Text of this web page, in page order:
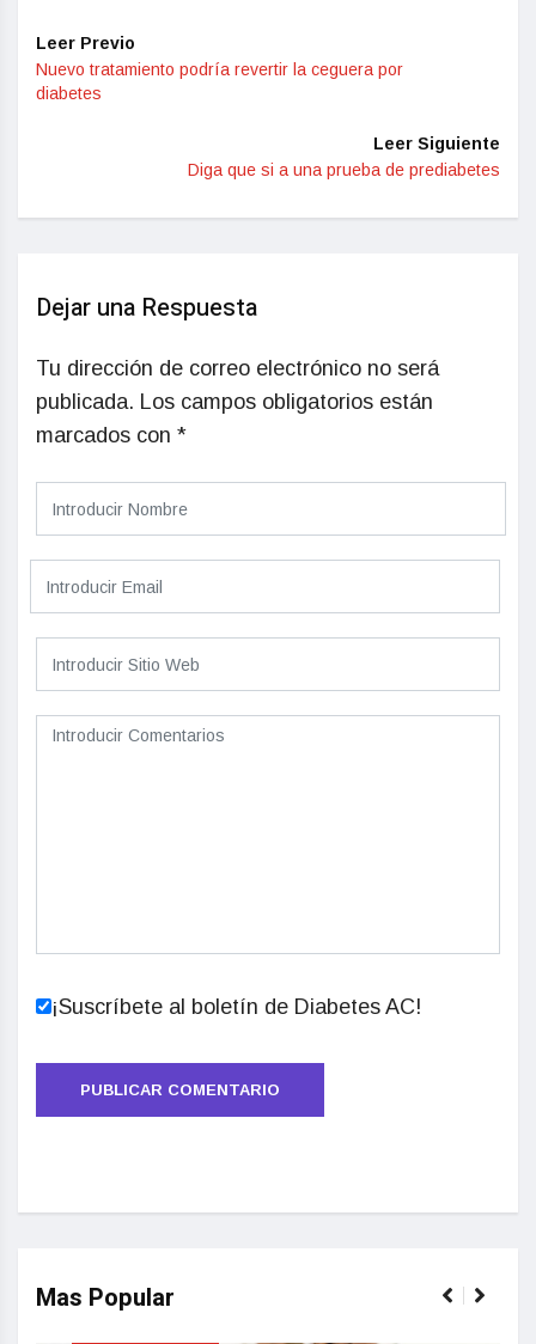
Leer Previo
Nuevo tratamiento podría revertir la ceguera por
diabetes
Leer Siguiente
Diga que si a una prueba de prediabetes
Dejar una Respuesta
Tu dirección de correo electrónico no será
publicada. Los campos obligatorios están
marcados con *
¡Suscríbete al boletín de Diabetes AC!
Mas Popular